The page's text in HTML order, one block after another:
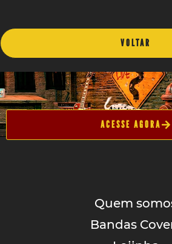
VOLTAR
ACESSE AGORA
Quem
Bandas